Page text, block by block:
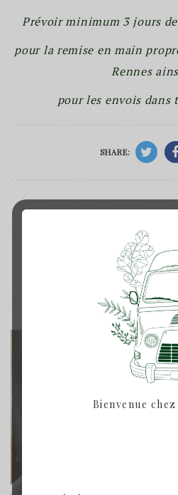
Prévoir minimum 3 jours
pour la remise en main
Rennes
pour les envois dans
SHARE:
Produits
Bienvenue